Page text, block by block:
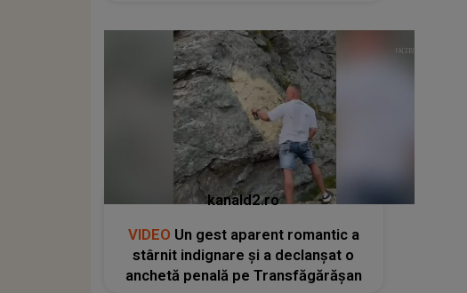
kanald2.ro
VIDEO Un gest aparent romantic a
stârnit indignare și a declanșat o
anchetă penală pe Transfăgărășan